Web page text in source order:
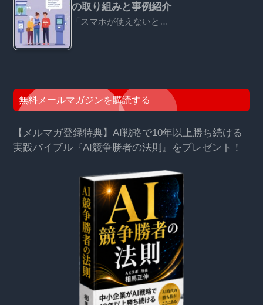
の取り組みと事例紹介
「スマホが使えないと…
無料メールマガジンを購読する
【メルマガ登録特典】AI戦略で10年以上勝ち続ける
実践バイブル『AI競争勝者の法則』をプレゼント！